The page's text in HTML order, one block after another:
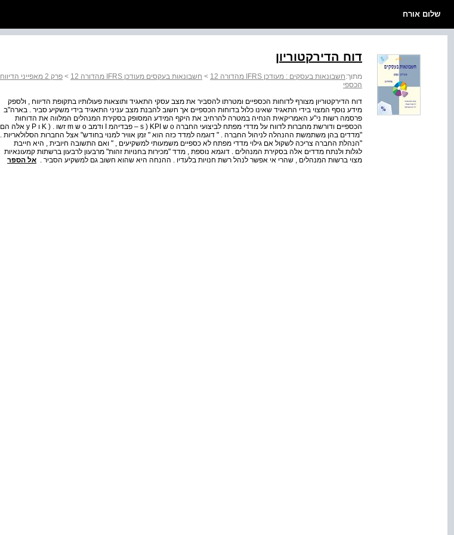
שלום אורח
דוח הדירקטוריון
מתוך:חשבונאות בעסקים : מעודכן IFRS מהדורה 12 > חשבונאות בעקסים מעודכן IFRS מהדורה 12 >
פרק 2 מאפייני הדיווח
הכספי
דוח הדירקטוריון מצורף לדוחות הכספיים ומטרתו להסביר את מצב עסקי התאגיד ותוצאות פעולותיו בתקופת הדיווח , ולספק
מידע נוסף המצוי בידי התאגיד שאינו כלול בדוחות הכספיים אך חשוב להבנת מצב עניני התאגיד בידי משקיע סביר . בארה"ב
פרסמה רשות ני"ע האמריקאית הנחיה במטרה להרחיב את היקף המידע המסופק בסקירת המנהלים המלווה את הדוחות
הכספיים ודורשת מחברות לדווח על מדדי מפתח לביצועי החברה o ש s ) KPI – פבדיהמ I ודמב o ש m זשו . ( K ו y P אלה הם
"מדדים בהן משתמשת ההנהלה לניהול החברה . " דוגמה למדד כזה הוא " זמן אוויר למנוי בחודש" אצל החברות הסלולאריות .
"הנהלת החברה צריכה לשקול אם גילוי מדדי מפתח לא כספיים משמעותי למשקיעים , " ואם התשובה חיובית , היא חייבת
לגלות ולנתח מדדים אלה בסקירת המנהלים . דוגמא נוספת , מדד "מכירות בחנויות זהות" מרבעון לרבעון ברשתות קמעונאיות
מצוי ברשות המנהלים , שהרי אי אפשר לנהל רשת חנויות בלעדיו . ההנחה היא שהוא חשוב גם למשקיע הסביר . אל הספר